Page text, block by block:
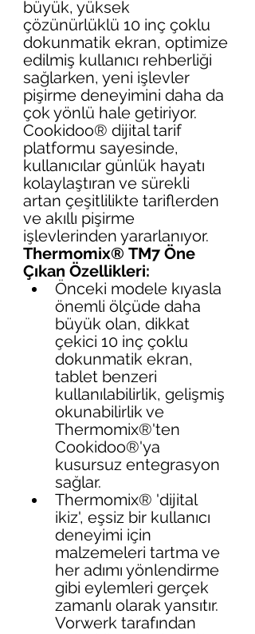
büyük, yüksek
çözünürlüklü 10 inç çoklu
dokunmatik ekran, optimize
edilmiş kullanıcı rehberliği
sağlarken, yeni işlevler
pişirme deneyimini daha da
çok yönlü hale getiriyor.
Cookidoo® dijital tarif
platformu sayesinde,
kullanıcılar günlük hayatı
kolaylaştıran ve sürekli
artan çeşitlilikte tariflerden
ve akıllı pişirme
işlevlerinden yararlanıyor.
Thermomix® TM7 Öne
Çıkan Özellikleri:
Önceki modele kıyasla
önemli ölçüde daha
büyük olan, dikkat
çekici 10 inç çoklu
dokunmatik ekran,
tablet benzeri
kullanılabilirlik, gelişmiş
okunabilirlik ve
Thermomix®'ten
Cookidoo®'ya
kusursuz entegrasyon
sağlar.
Thermomix® 'dijital
ikiz', eşsiz bir kullanıcı
deneyimi için
malzemeleri tartma ve
her adımı yönlendirme
gibi eylemleri gerçek
zamanlı olarak yansıtır.
Vorwerk tarafından